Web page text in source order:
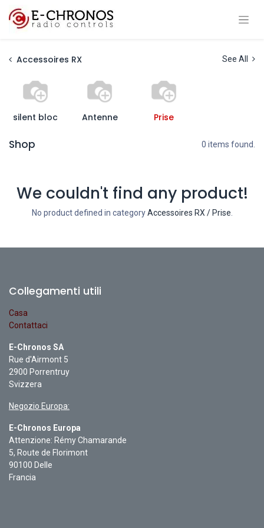
Accessoires RX See All
silent bloc Antenne Prise
Shop 0 items found.
We couldn't find any product!
No product defined in categoryAccessoires RX / Prise
Collegamenti utili
Casa
Contattaci
E-Chronos SA
Rue d'Airmont 5
2900 Porrentruy
Svizzera
Negozio Europa:
E-Chronos Europa
Attenzione: Rémy Chamarande
5, Route de Florimont
90100 Delle
Francia